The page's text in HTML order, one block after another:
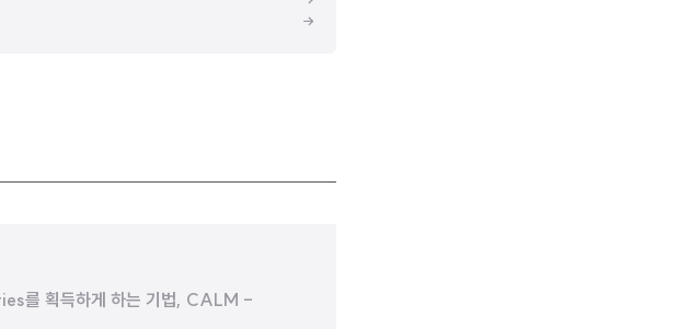
를 획득하게 하는 기법, CALM -